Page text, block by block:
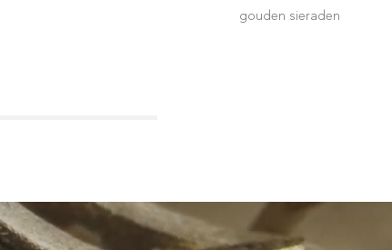
gouden sieraden